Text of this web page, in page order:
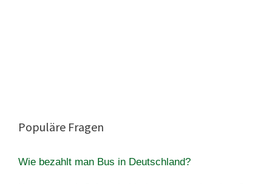
Populäre Fragen
Wie bezahlt man Bus in Deutschland?